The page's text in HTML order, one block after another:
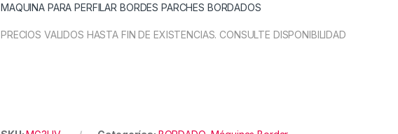
MAQUINA PARA PERFILAR BORDES PARCHES BORDADOS
PRECIOS VALIDOS HASTA FIN DE EXISTENCIAS. CONSULTE DISPONIBILIDAD